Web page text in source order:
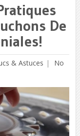
De
& Astuces
No